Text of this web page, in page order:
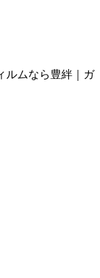
ルムなら豊絆｜ガ